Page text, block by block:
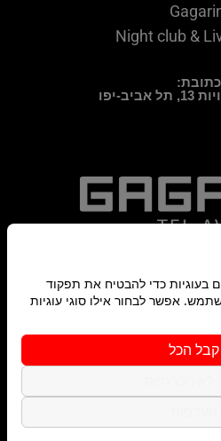
Night club &
כתובת:
יפו
פרטיות
האתר
בעוגיות כדי להבטיח את תפקוד
אפשר לבחור אילו סוגי עוגיות
קבל הכל